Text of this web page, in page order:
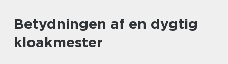
Betydningen af en dygtig
kloakmester